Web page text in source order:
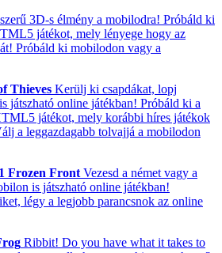
3D-s élmény a mobilodra! Próbáld ki
játékot, mely lényege hogy az
Próbáld ki mobilodon vagy a
Thieves Kerülj ki csapdákat, lopj
játszható online játékban! Próbáld ki a
játékot, mely korábbi híres játékok
a leggazdagabb tolvajjá a mobilodon
Frozen Front Vezesd a német vagy a
is játszható online játékban!
légy a legjobb parancsnok az online
Ribbit! Do you have what it takes to